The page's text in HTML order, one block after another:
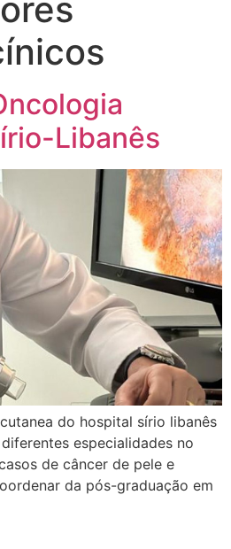
Libanês
do hospital sírio libanês
especialidades no
de câncer de pele e
da pós-graduação em